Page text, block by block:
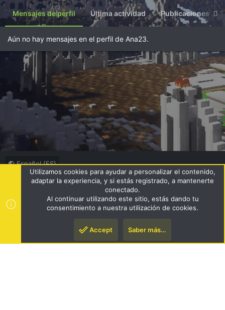
Mensajes de perfil Última actividad Publicaciones
Aún no hay mensajes en el perfil de Ana23.
Español (ES)
Términos y reglas
Política de privacidad Ayuda
R
S
Community platform by XenForo ® © 2010-2024 XenForo Ltd.
Utilizamos cookies para ayudar a personalizar el contenido,
adaptar la experiencia, y si estás registrado, a mantenerte
conectado.
Al continuar utilizando este sitio, estás dando tu
consentimiento a nuestra utilización de cookies.
Accept Saber más…